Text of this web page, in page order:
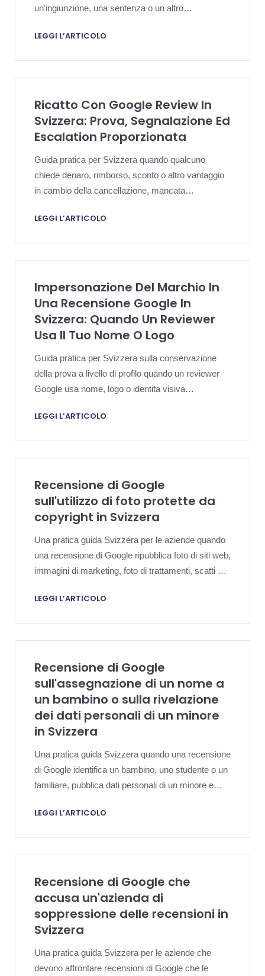
un'ingiunzione, una sentenza o un altro
inquadrati in modo sufficientemente restrittivo da
LEGGI L’ARTICOLO
Ricatto Con Google Review In
Svizzera: Prova, Segnalazione Ed
Escalation Proporzionata
Guida pratica per Svizzera quando qualcuno
chiede denaro, rimborso, sconto o altro vantaggio
in cambio della cancellazione, mancata
Google dannose.
LEGGI L’ARTICOLO
Impersonazione Del Marchio In
Una Recensione Google In
Svizzera: Quando Un Reviewer
Usa Il Tuo Nome O Logo
Guida pratica per Svizzera sulla conservazione
della prova a livello di profilo quando un reviewer
Google usa nome, logo o identita visiva
essa.
LEGGI L’ARTICOLO
Recensione di Google
sull'utilizzo di foto protette da
copyright in Svizzera
Una pratica guida Svizzera per le aziende quando
una recensione di Google ripubblica foto di siti web,
immagini di marketing, foto di trattamenti, scatti di
sovrapposizioni di copyright, piattaforma, prove e
LEGGI L’ARTICOLO
Recensione di Google
sull'assegnazione di un nome a
un bambino o sulla rivelazione
dei dati personali di un minore
in Svizzera
Una pratica guida Svizzera quando una recensione
di Google identifica un bambino, uno studente o un
familiare, pubblica dati personali di un minore e
della privacy.
LEGGI L’ARTICOLO
Recensione di Google che
accusa un'azienda di
soppressione delle recensioni in
Svizzera
Una pratica guida Svizzera per le aziende che
devono affrontare recensioni di Google che le